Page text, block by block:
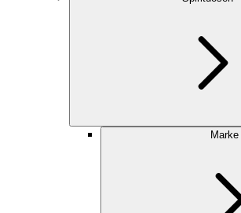
Marke